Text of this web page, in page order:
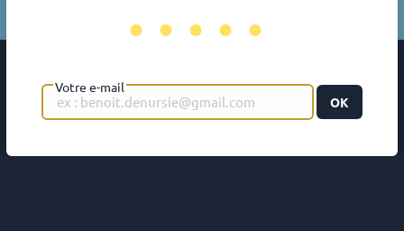
•••••
Votre e-mail
OK